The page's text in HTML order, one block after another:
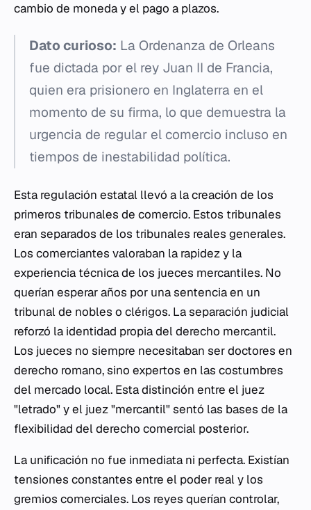
cambio de moneda y el pago a plazos.
Dato curioso: La Ordenanza de Orleans
fue dictada por el rey Juan II de Francia,
quien era prisionero en Inglaterra en el
momento de su firma, lo que demuestra la
urgencia de regular el comercio incluso en
tiempos de inestabilidad política.
Esta regulación estatal llevó a la creación de los
primeros tribunales de comercio. Estos tribunales
eran separados de los tribunales reales generales.
Los comerciantes valoraban la rapidez y la
experiencia técnica de los jueces mercantiles. No
querían esperar años por una sentencia en un
tribunal de nobles o clérigos. La separación judicial
reforzó la identidad propia del derecho mercantil.
Los jueces no siempre necesitaban ser doctores en
derecho romano, sino expertos en las costumbres
del mercado local. Esta distinción entre el juez
"letrado" y el juez "mercantil" sentó las bases de la
flexibilidad del derecho comercial posterior.
La unificación no fue inmediata ni perfecta. Existían
tensiones constantes entre el poder real y los
gremios comerciales. Los reyes querían controlar,